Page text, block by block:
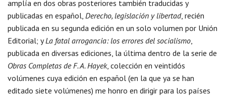
amplía en dos obras posteriores también traducidas y
publicadas en español, Derecho, legislación y libertad, recién
publicada en su segunda edición en un solo volumen por Unión
Editorial; yLa fatal arrogancia: los errores del socialismo
publicada en diversas ediciones, la última dentro de la serie de
Obras Completas de F. A. Hayek, colección en veintidós
volúmenes cuya edición en español (en la que ya se han
editado siete volúmenes) me honro en dirigir para los países